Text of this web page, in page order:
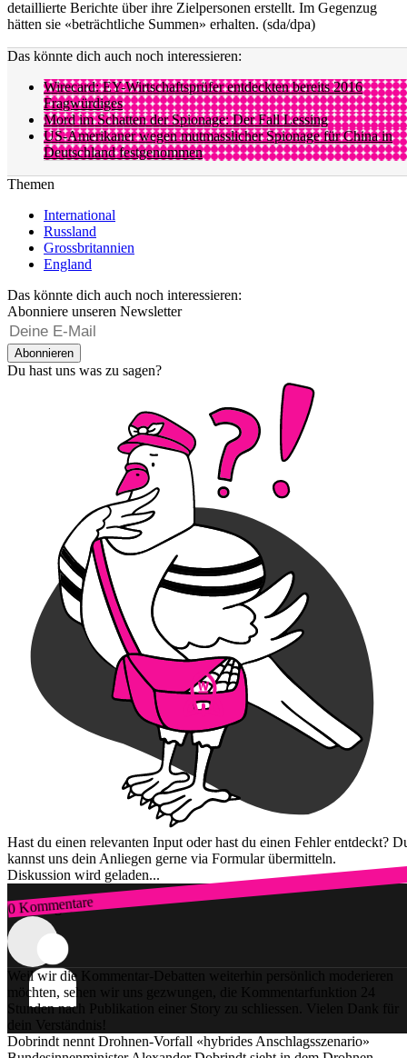
detaillierte Berichte über ihre Zielpersonen erstellt. Im Gegenzug
hätten sie «beträchtliche Summen» erhalten. (sda/dpa)
Das könnte dich auch noch interessieren:
Wirecard: EY-Wirtschaftsprüfer entdeckten bereits 2016
Fragwürdiges
Mord im Schatten der Spionage: Der Fall Lessing
US-Amerikaner wegen mutmasslicher Spionage für China in
Deutschland festgenommen
Themen
International
Russland
Grossbritannien
England
Das könnte dich auch noch interessieren:
Abonniere unseren Newsletter
Abonnieren
Du hast uns was zu sagen?
Hast du einen relevanten Input oder hast du einen Fehler entdeckt?
kannst uns dein Anliegen gerne via Formular übermitteln.
Diskussion wird geladen...
0 Kommentare
Zum Login
Weil wir die Kommentar-Debatten weiterhin persönlich moderieren
möchten, sehen wir uns gezwungen, die Kommentarfunktion 24
Stunden nach Publikation einer Story zu schliessen. Vielen Dank für
dein Verständnis!
Dobrindt nennt Drohnen-Vorfall «hybrides Anschlagsszenario»